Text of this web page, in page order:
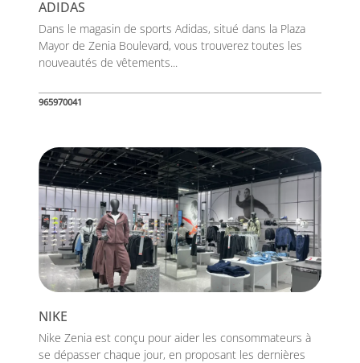
ADIDAS
Dans le magasin de sports Adidas, situé dans la Plaza
Mayor de Zenia Boulevard, vous trouverez toutes les
nouveautés de vêtements...
965970041
NIKE
Nike Zenia est conçu pour aider les consommateurs à
se dépasser chaque jour, en proposant les dernières